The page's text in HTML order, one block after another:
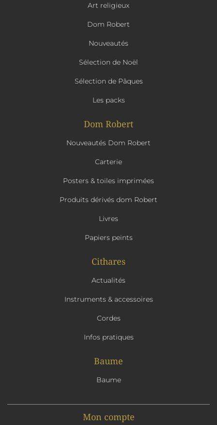
Art religieux
Dom Robert
Nouveautés
Sélection de Noël
Sélection de Pâques
Les packs
Dom Robert
Nouveautés Dom Robert
Carterie
Posters & toiles imprimées
Produits dérivés dom Robert
Livres
Papiers peints
Cithares
Actualités
Instruments & accessoires
Cordes
Infos pratiques
Baume
Baume
Mon compte